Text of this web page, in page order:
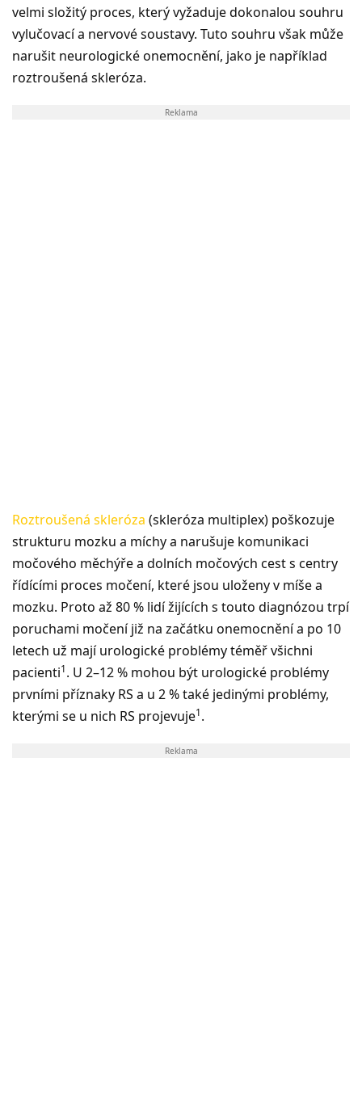
velmi složitý proces, který vyžaduje dokonalou souhru
vylučovací a nervové soustavy. Tuto souhru však může
narušit neurologické onemocnění, jako je například
roztroušená skleróza.
Reklama
Roztroušená skleróza (skleróza multiplex) poškozuje
strukturu mozku a míchy a narušuje komunikaci
močového měchýře a dolních močových cest s centry
řídícími proces močení, které jsou uloženy v míše a
mozku. Proto až 80 % lidí žijících s touto diagnózou trpí
poruchami močení již na začátku onemocnění a po 10
letech už mají urologické problémy téměř všichni
pacienti1. U 2–12 % mohou být urologické problémy
prvními příznaky RS a u 2 % také jedinými problémy,
kterými se u nich RS projevuje1.
Reklama